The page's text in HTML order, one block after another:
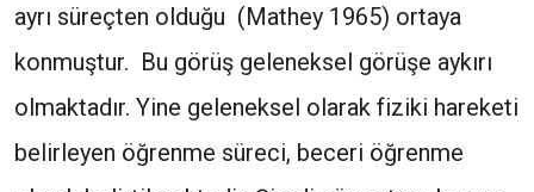
ayrı süreçten olduğu (Mathey 1965) ortaya
konmuştur. Bu görüş geleneksel görüşe aykırı
olmaktadır. Yine geleneksel olarak fiziki hareketi
belirleyen öğrenme süreci, beceri öğrenme